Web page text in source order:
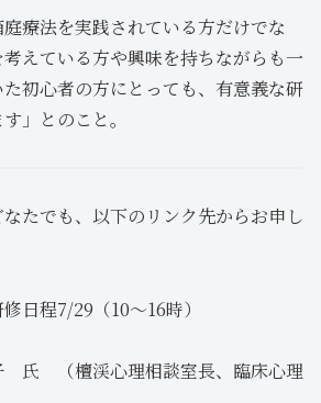
療法を実践されている方だけでな
えている方や興味を持ちながらも一
初心者の方にとっても、有意義な研
」とのこと。
たでも、以下のリンク先からお申し
程7/29（10～16時）
氏 （檀渓心理相談室長、臨床心理